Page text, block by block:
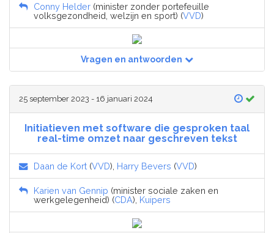
Conny Helder (minister zonder portefeuille
volksgezondheid, welzijn en sport) (VVD)
Vragen en antwoorden
25 september 2023 - 16 januari 2024
Initiatieven met software die gesproken taal
real-time omzet naar geschreven tekst
Daan de Kort (VVD), Harry Bevers (VVD)
Karien van Gennip (minister sociale zaken en
werkgelegenheid) (CDA), Kuipers